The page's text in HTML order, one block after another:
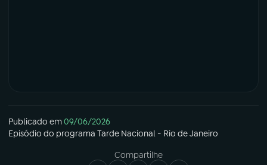
Publicado em09/06/2026
Episódio do programa Tarde Nacional - Rio de Janeiro
Compartilhe